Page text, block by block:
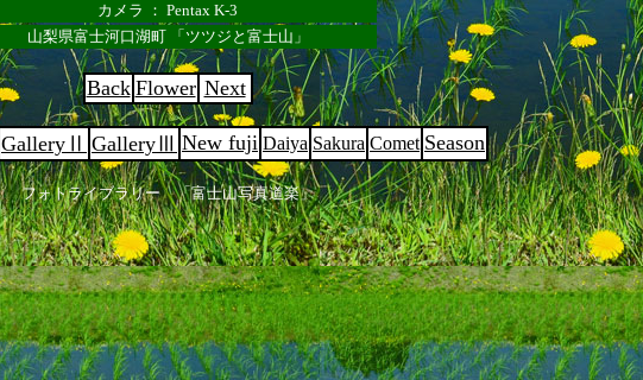
カメラ ： Pentax K-3
山梨県富士河口湖町 「ツツジと富士山」
Back Flower Next
GalleryⅡ GalleryⅢ New fuji Daiya Sakura Comet Season
フォトライブラリー 「富士山写真道楽」